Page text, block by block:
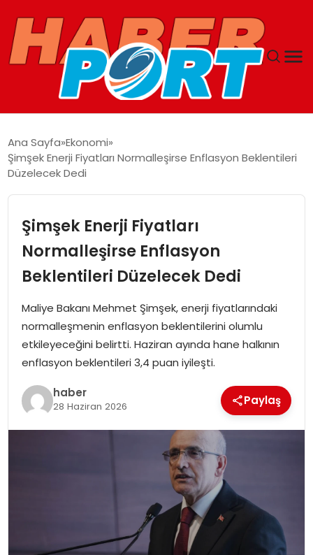
GUNCEL
SAĞLIK
SPOR
MAGAZIN
SPOR
EĞITIM
Ana Sayfa Ekonomi
Şimşek Enerji Fiyatları Normalleşirse Enflasyon Beklentileri
Düzelecek Dedi
Şimşek Enerji Fiyatları
Normalleşirse Enflasyon
Beklentileri Düzelecek Dedi
Maliye Bakanı Mehmet Şimşek, enerji fiyatlarındaki
normalleşmenin enflasyon beklentilerini olumlu
etkileyeceğini belirtti. Haziran ayında hane halkının
enflasyon beklentileri 3,4 puan iyileşti.
haber
28 Haziran 2026 Paylaş